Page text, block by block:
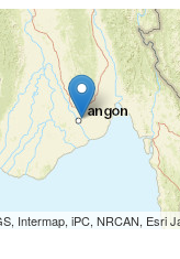
iPC, NRCAN, Esri